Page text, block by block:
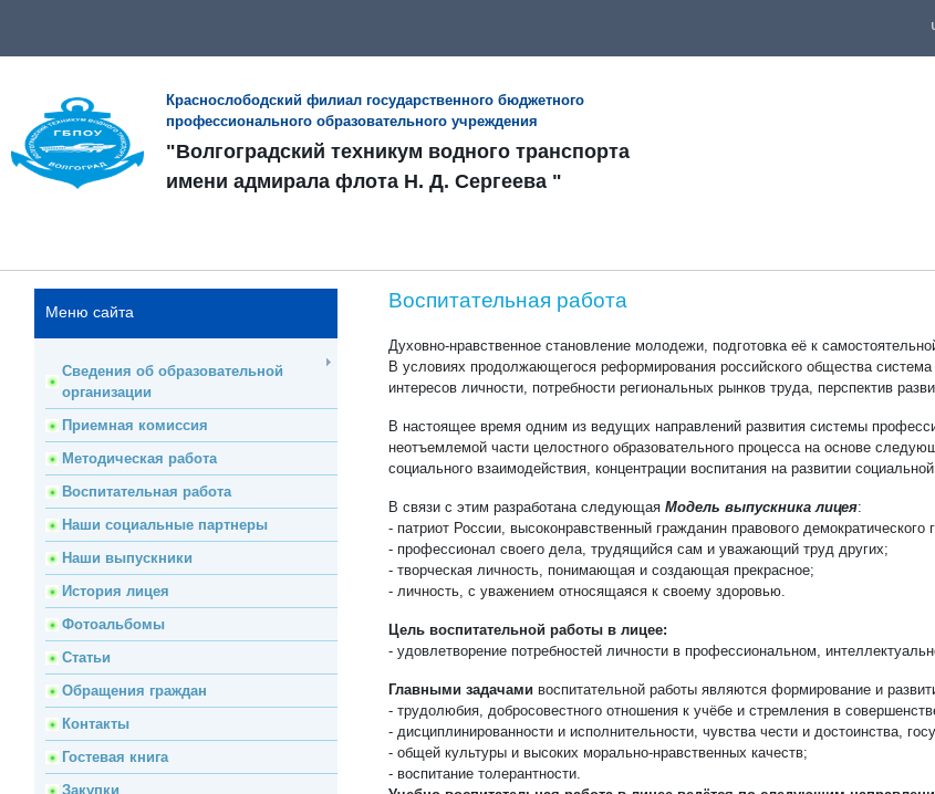
Краснослободский филиал государственного бюджетного
профессионального образовательного учреждения
"Волгоградский техникум водного транспорта
имени адмирала флота Н. Д. Сергеева "
Меню сайта
Сведения об образовательной
организации
Приемная комиссия
Методическая работа
Воспитательная работа
Наши социальные партнеры
Наши выпускники
История лицея
Фотоальбомы
Статьи
Обращения граждан
Контакты
Гостевая книга
Закупки
Воспитательная работа
Духовно-нравственное становление молодежи, подготовка её к
В условиях продолжающегося реформирования российского общества
интересов личности, потребности региональных рынков труда, перспектив
В настоящее время одним из ведущих направлений развития системы
неотъемлемой части целостного образовательного процесса на основе
социального взаимодействия, концентрации воспитания на развитии
В связи с этим разработана следующая Модель выпускника лицея:
- патриот России, высоконравственный гражданин правового
- профессионал своего дела, трудящийся сам и уважающий труд других;
- творческая личность, понимающая и создающая прекрасное;
- личность, с уважением относящаяся к своему здоровью.
Цель воспитательной работы в лицее:
- удовлетворение потребностей личности в профессиональном,
Главными задачами воспитательной работы являются формирование и
- трудолюбия, добросовестного отношения к учёбе и стремления в
- дисциплинированности и исполнительности, чувства чести и достоинства,
- общей культуры и высоких морально-нравственных качеств;
- воспитание толерантности.